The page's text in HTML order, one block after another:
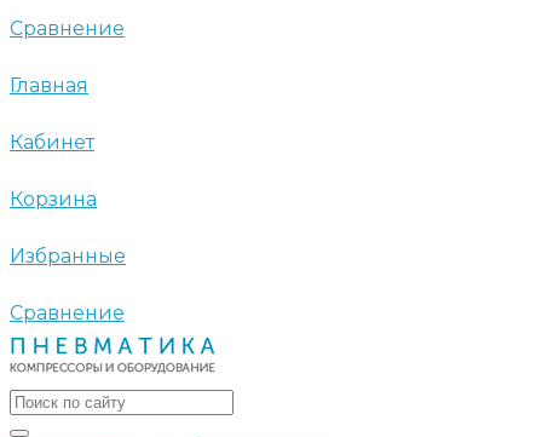
Сравнение
Главная
Кабинет
Корзина
Избранные
Сравнение